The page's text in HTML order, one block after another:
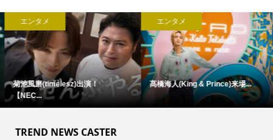
エンタメ
菊池風磨(timelesz)出演！
【NEC...
エンタメ
髙橋海人(King & Prince)来場...
TREND NEWS CASTER